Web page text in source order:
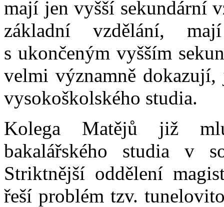
mají jen vyšší sekundární
základní vzdělání,
s ukončeným vyšším
velmi významně
vysokoškolského studia.
Kolega Matějů již
bakalářského studia v
Striktnější oddělení
řeší problém tzv.